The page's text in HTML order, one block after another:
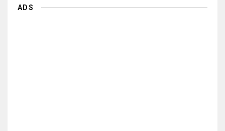
ADS